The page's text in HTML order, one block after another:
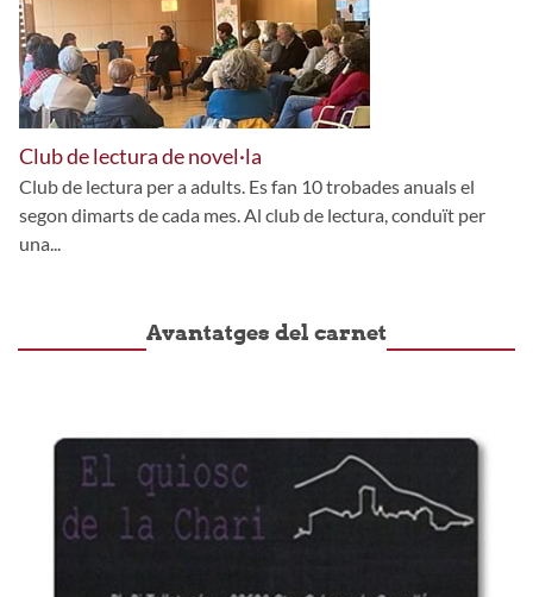
Club de lectura de novel·la
Club de lectura per a adults. Es fan 10 trobades anuals el
segon dimarts de cada mes. Al club de lectura, conduït per
una...
Avantatges del carnet